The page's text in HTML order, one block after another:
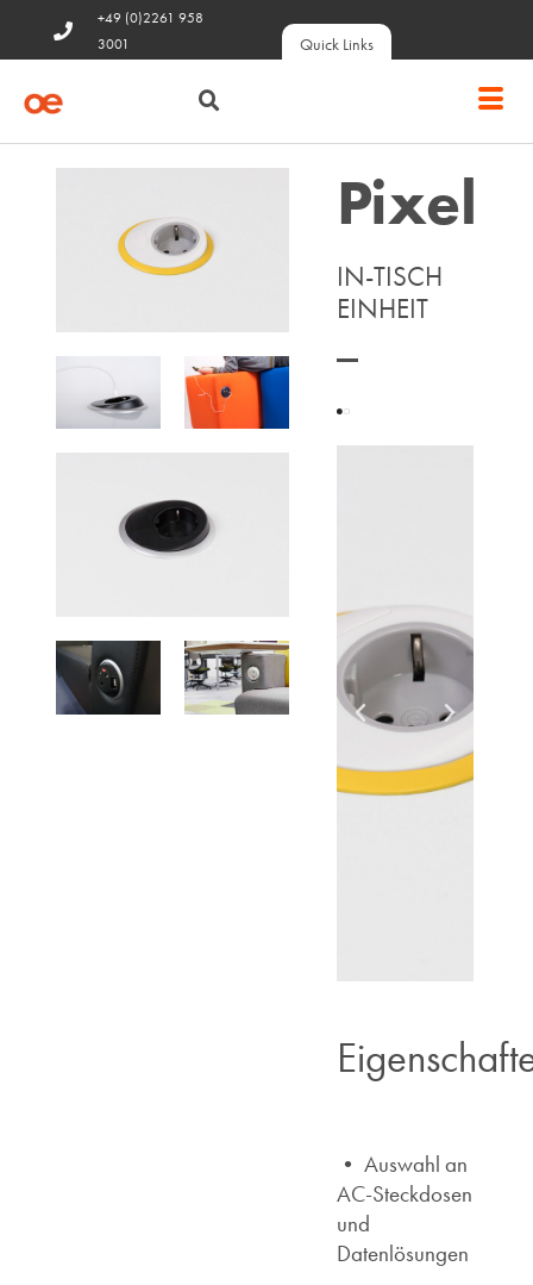
+49 (0)2261 958
3001
Quick Links
Pixel
IN-TISCH
EINHEIT
• Auswahl an
AC-Steckdosen
und
Datenlösungen